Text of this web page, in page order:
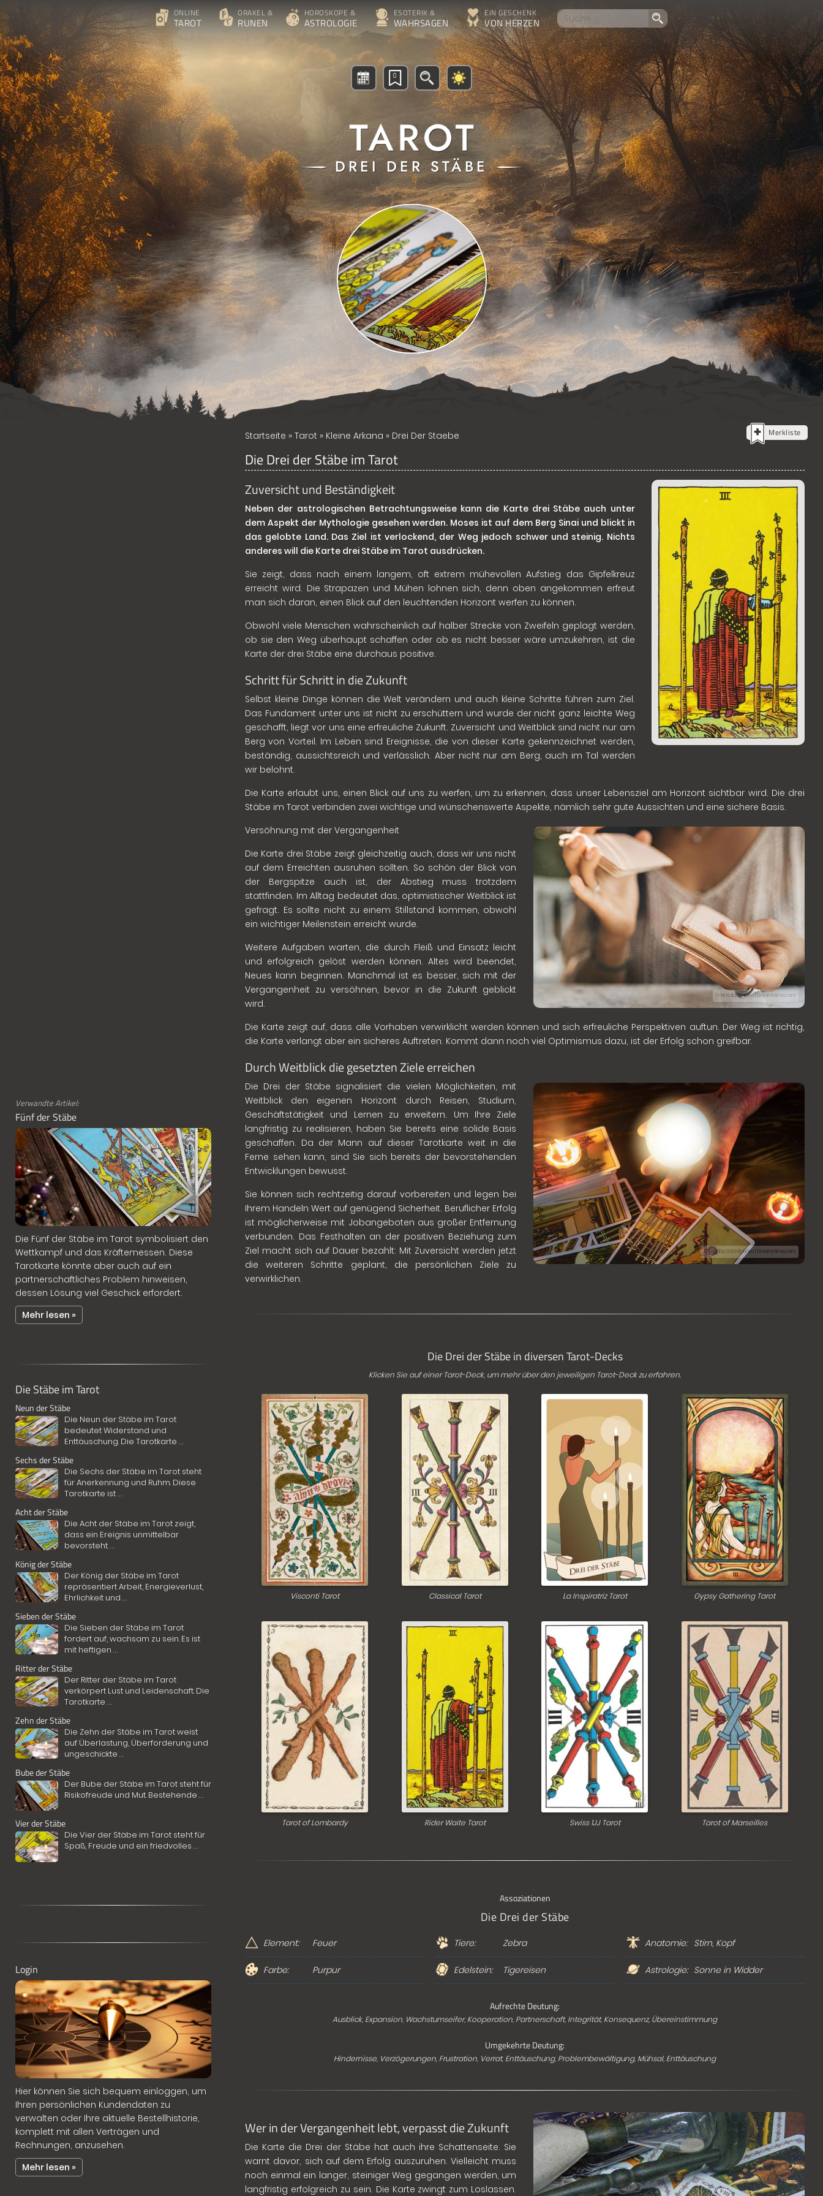
ONLINE
TAROT
ORAKEL &
RUNEN
HOROSKOPE &
ASTROLOGIE
ESOTERIK &
WAHRSAGEN
EIN GESCHENK
VON HERZEN
0
DREI DER STÄBE
Merkliste
Verwandte Artikel:
Fünf der Stäbe
Die Fünf der Stäbe im Tarot symbolisiert den
Wettkampf und das Kräftemessen. Diese
Tarotkarte könnte aber auch auf ein
partnerschaftliches Problem hinweisen,
dessen Lösung viel Geschick erfordert.
Mehr lesen »
Die Stäbe im Tarot
Neun der Stäbe
Die Neun der Stäbe im Tarot
bedeutet Widerstand und
Enttäuschung. Die Tarotkarte ...
Sechs der Stäbe
Die Sechs der Stäbe im Tarot steht
für Anerkennung und Ruhm. Diese
Tarotkarte ist...
Acht der Stäbe
Die Acht der Stäbe im Tarot zeigt,
dass ein Ereignis unmittelbar
bevorsteht....
König der Stäbe
Der König der Stäbe im Tarot
repräsentiert Arbeit, Energieverlust,
Ehrlichkeit und ...
Sieben der Stäbe
Die Sieben der Stäbe im Tarot
fordert auf, wachsam zu sein. Es ist
mit heftigen ...
Ritter der Stäbe
Der Ritter der Stäbe im Tarot
verkörpert Lust und Leidenschaft. Die
Tarotkarte ...
Zehn der Stäbe
Die Zehn der Stäbe im Tarot weist
auf Überlastung, Überforderung und
ungeschickte ...
Bube der Stäbe
Der Bube der Stäbe im Tarot steht für
Risikofreude und Mut. Bestehende ...
Vier der Stäbe
Die Vier der Stäbe im Tarot steht für
Spaß, Freude und ein friedvolles ...
Login
Hier können Sie sich bequem einloggen, um
Ihren persönlichen Kundendaten zu
verwalten oder Ihre aktuelle Bestellhistorie,
komplett mit allen Verträgen und
Rechnungen, anzusehen.
Mehr lesen »
Startseite » Tarot » Kleine Arkana » Drei Der Staebe
Die Drei der Stäbe im Tarot
© 1909 A.E.Waite (Public Domain)
Zuversicht und Beständigkeit
Neben der astrologischen Betrachtungsweise kann die Karte drei Stäbe auch unter
dem Aspekt der Mythologie gesehen werden. Moses ist auf dem Berg Sinai und blickt in
das gelobte Land. Das Ziel ist verlockend, der Weg jedoch schwer und steinig. Nichts
anderes will die Karte drei Stäbe im Tarot ausdrücken.
Sie zeigt, dass nach einem langem, oft extrem mühevollen Aufstieg das Gipfelkreuz
erreicht wird. Die Strapazen und Mühen lohnen sich, denn oben angekommen erfreut
man sich daran, einen Blick auf den leuchtenden Horizont werfen zu können.
Obwohl viele Menschen wahrscheinlich auf halber Strecke von Zweifeln geplagt werden,
ob sie den Weg überhaupt schaffen oder ob es nicht besser wäre umzukehren, ist die
Karte der drei Stäbe eine durchaus positive.
Schritt für Schritt in die Zukunft
Selbst kleine Dinge können die Welt verändern und auch kleine Schritte führen zum Ziel.
Das Fundament unter uns ist nicht zu erschüttern und wurde der nicht ganz leichte Weg
geschafft, liegt vor uns eine erfreuliche Zukunft. Zuversicht und Weitblick sind nicht nur am
Berg von Vorteil. Im Leben sind Ereignisse, die von dieser Karte gekennzeichnet werden,
beständig, aussichtsreich und verlässlich. Aber nicht nur am Berg, auch im Tal werden
wir belohnt.
Die Karte erlaubt uns, einen Blick auf uns zu werfen, um zu erkennen, dass unser Lebensziel am Horizont sichtbar wird. Die drei
Stäbe im Tarot verbinden zwei wichtige und wünschenswerte Aspekte, nämlich sehr gute Aussichten und eine sichere Basis.
© Natalia Zotova | Dreamstime.com
Versöhnung mit der Vergangenheit
Die Karte drei Stäbe zeigt gleichzeitig auch, dass wir uns nicht
auf dem Erreichten ausruhen sollten. So schön der Blick von
der Bergspitze auch ist, der Abstieg muss trotzdem
stattfinden. Im Alltag bedeutet das, optimistischer Weitblick ist
gefragt. Es sollte nicht zu einem Stillstand kommen, obwohl
ein wichtiger Meilenstein erreicht wurde.
Weitere Aufgaben warten, die durch Fleiß und Einsatz leicht
und erfolgreich gelöst werden können. Altes wird beendet,
Neues kann beginnen. Manchmal ist es besser, sich mit der
Vergangenheit zu versöhnen, bevor in die Zukunft geblickt
wird.
Die Karte zeigt auf, dass alle Vorhaben verwirklicht werden können und sich erfreuliche Perspektiven auftun. Der Weg ist richtig,
die Karte verlangt aber ein sicheres Auftreten. Kommt dann noch viel Optimismus dazu, ist der Erfolg schon greifbar.
Durch Weitblick die gesetzten Ziele erreichen
© Engdao Wichitpunya | Dreamstime.com
Die Drei der Stäbe signalisiert die vielen Möglichkeiten, mit
Weitblick den eigenen Horizont durch Reisen, Studium,
Geschäftstätigkeit und Lernen zu erweitern. Um Ihre Ziele
langfristig zu realisieren, haben Sie bereits eine solide Basis
geschaffen. Da der Mann auf dieser Tarotkarte weit in die
Ferne sehen kann, sind Sie sich bereits der bevorstehenden
Entwicklungen bewusst.
Sie können sich rechtzeitig darauf vorbereiten und legen bei
Ihrem Handeln Wert auf genügend Sicherheit. Beruflicher Erfolg
ist möglicherweise mit Jobangeboten aus großer Entfernung
verbunden. Das Festhalten an der positiven Beziehung zum
Ziel macht sich auf Dauer bezahlt: Mit Zuversicht werden jetzt
die weiteren Schritte geplant, die persönlichen Ziele zu
verwirklichen.
Die Drei der Stäbe in diversen Tarot-Decks
Klicken Sie auf einer Tarot-Deck, um mehr über den jeweiligen Tarot-Deck zu erfahren.
Visconti Tarot Classical Tarot La Inspiratriz Tarot Gypsy Gathering Tarot
Tarot of Lombardy Rider Waite Tarot Swiss 1JJ Tarot Tarot of Marseilles
Assoziationen
Die Drei der Stäbe
Element: Feuer
Farbe: Purpur
Tiere: Zebra
Edelstein: Tigereisen
Anatomie: Stirn, Kopf
Astrologie: Sonne in Widder
Aufrechte Deutung:
Ausblick, Expansion, Wachstumseifer, Kooperation, Partnerschaft, Integrität, Konsequenz, Übereinstimmung
Umgekehrte Deutung:
Hindernisse, Verzögerungen, Frustration, Verrat, Enttäuschung, Problembewältigung, Mühsal, Enttäuschung
Wer in der Vergangenheit lebt, verpasst die Zukunft
Die Karte die Drei der Stäbe hat auch ihre Schattenseite. Sie
warnt davor, sich auf dem Erfolg auszuruhen. Vielleicht muss
noch einmal ein langer, steiniger Weg gegangen werden, um
langfristig erfolgreich zu sein. Die Karte zwingt zum Loslassen.